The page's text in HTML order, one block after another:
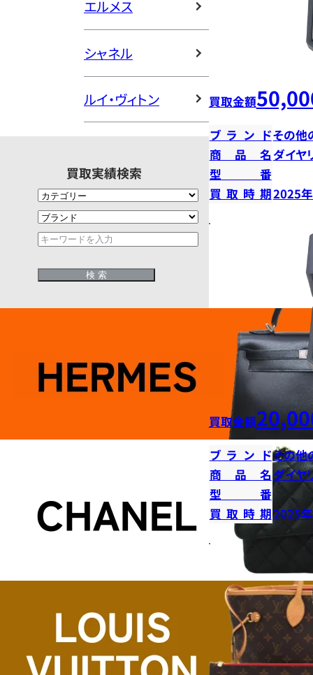
エルメス
シャネル
ルイ・ヴィトン
買取実績検索
買取金額
ブランドその他
商品名ダイヤ
型番
買取時期2025
買取金額
ブランドその他
商品名ダイヤ
型番
買取時期2025